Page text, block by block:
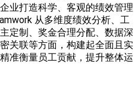
业打造科学、客观的绩效管理
从多维度绩效分析、工
定制、奖金合理分配、数据深
关联等方面，构建起全面且实
准衡量员工贡献，提升整体运